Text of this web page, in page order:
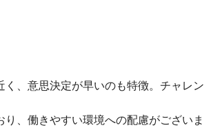
、意思決定が早いのも特徴。チャレン
、働きやすい環境への配慮がございま